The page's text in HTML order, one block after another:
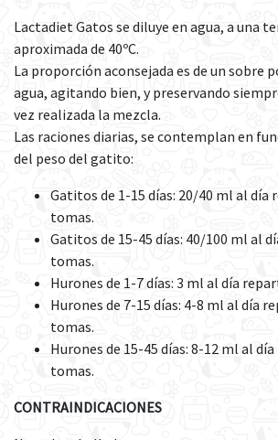
Lactadiet Gatos se diluye en agua, a una
aproximada de 40ºC.
La proporción aconsejada es de un sobre
agua, agitando bien, y preservando
vez realizada la mezcla.
Las raciones diarias, se contemplan en
del peso del gatito:
Gatitos de 1-15 días: 20/40 ml al día
tomas.
Gatitos de 15-45 días: 40/100 ml al
tomas.
Hurones de 1-7 días: 3 ml al día
Hurones de 7-15 días: 4-8 ml al día
tomas.
Hurones de 15-45 días: 8-12 ml al
tomas.
CONTRAINDICACIONES